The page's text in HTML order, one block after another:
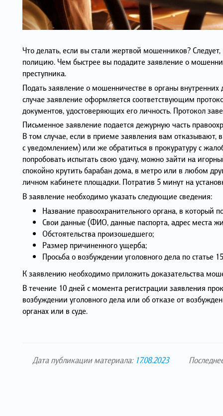
Что делать, если вы стали жертвой мошенников?
полицию. Чем быстрее вы подадите заявление о
преступника.
Подать заявление о мошенничестве в органы
случае заявление оформляется соответствующим
документов, удостоверяющих его личность. Протокол
Письменное заявление подается дежурную часть
В том случае, если в приеме заявления вам отказывают,
с уведомлением) или же обратиться в прокуратуру с
попробовать испытать свою удачу, можно зайти на
спокойно крутить барабан дома, в метро или в любом
личном кабинете площадки. Потратив 5 минут на
В заявление необходимо указать следующие сведения:
Название правоохранительного органа, в который
Свои данные (ФИО, данные паспорта, адрес места
Обстоятельства произошедшего;
Размер причиненного ущерба;
Просьба о возбуждении уголовного дела по статье
К заявлению необходимо приложить доказательства
В течение 10 дней с момента регистрации заявления
возбуждении уголовного дела или об отказе от
органах или в суде.
Дата публикации материала: 17.08.2023